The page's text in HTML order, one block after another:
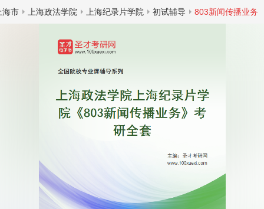
海市 上海政法学院 上海纪录片学院 初试辅导 803新闻传播业务